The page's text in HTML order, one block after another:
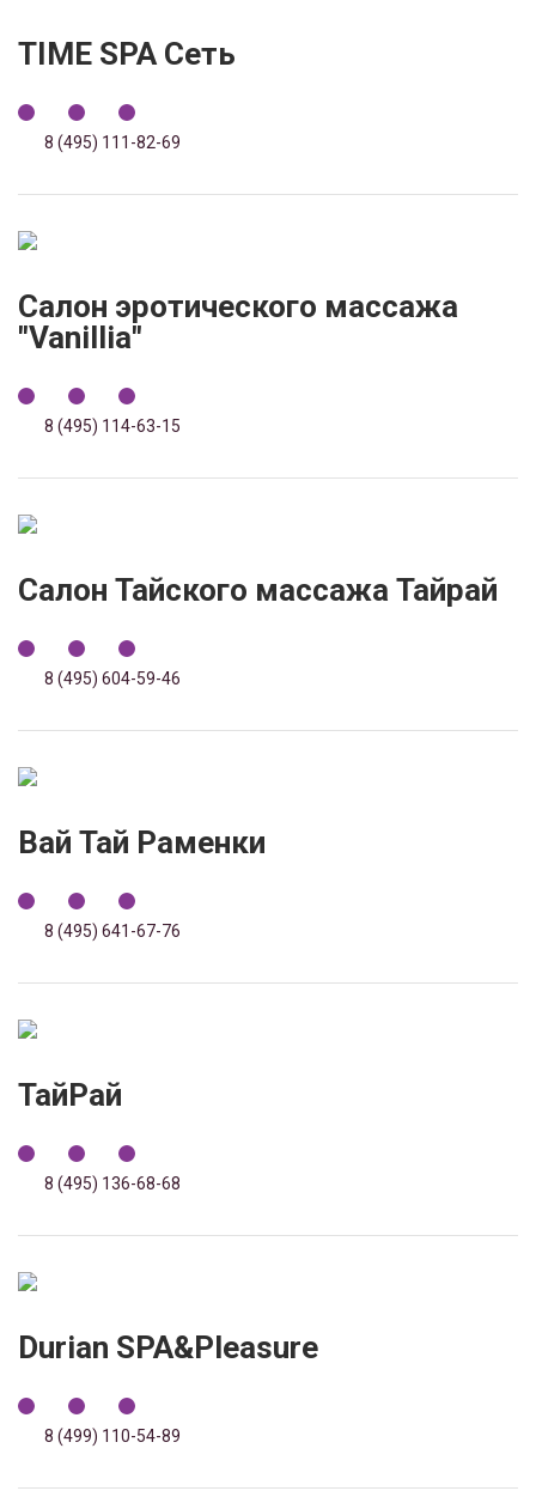
TIME SPA Сеть
8 (495) 111-82-69
Салон эротического массажа
"Vanillia"
8 (495) 114-63-15
Салон Тайского массажа Тайрай
8 (495) 604-59-46
Вай Тай Раменки
8 (495) 641-67-76
ТайРай
8 (495) 136-68-68
Durian SPA&Pleasure
8 (499) 110-54-89